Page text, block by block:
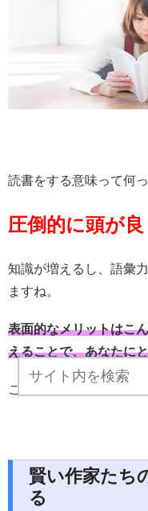
読書をする意味って何
圧倒的に頭が
知識が増えるし、語彙
ますね。
表面的なメリットはこ
えることで、あなたに
ここが重要なんです。
賢い作家たち
る